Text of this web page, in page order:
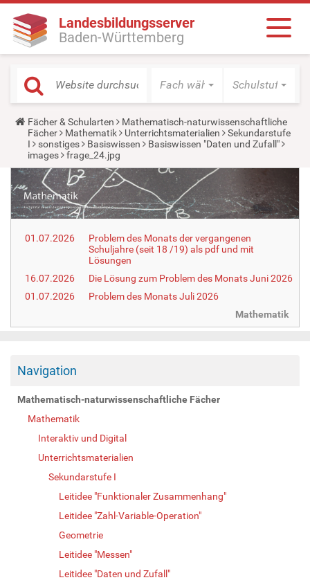
Landesbildungsserver
Baden-Württemberg
Fach wählen Schulstufe
Y
o
u
a
r
e
h
e
r
e
Fächer & Schularten
Mathematisch-naturwissenschaftliche
Fächer
Mathematik Unterrichtsmaterialien
Sekundarstufe
I
sonstiges Basiswissen
Basiswissen "Daten und Zufall"
images
frage_24.jpg
01.07.2026
Problem des Monats der vergangenen
Schuljahre (seit 18 /19) als pdf und mit
Lösungen
16.07.2026
Die Lösung zum Problem des Monats Juni 2026
01.07.2026
Problem des Monats Juli 2026
Mathematik
Navigation
Mathematisch-naturwissenschaftliche Fächer
Mathematik
Interaktiv und Digital
Unterrichtsmaterialien
Sekundarstufe I
Leitidee "Funktionaler Zusammenhang"
Leitidee "Zahl-Variable-Operation"
Geometrie
Leitidee "Messen"
Leitidee "Daten und Zufall"